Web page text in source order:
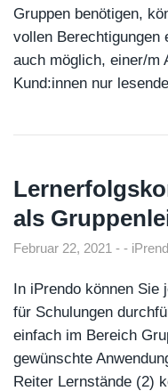
Gruppen benötigen,
vollen Berechtigungen
auch möglich, einer/m
Kund:innen nur
als
Februar 22, 2021
In iPrendo können Sie
für Schulungen
einfach im Bereich
gewünschte
Reiter Lernstände (2)